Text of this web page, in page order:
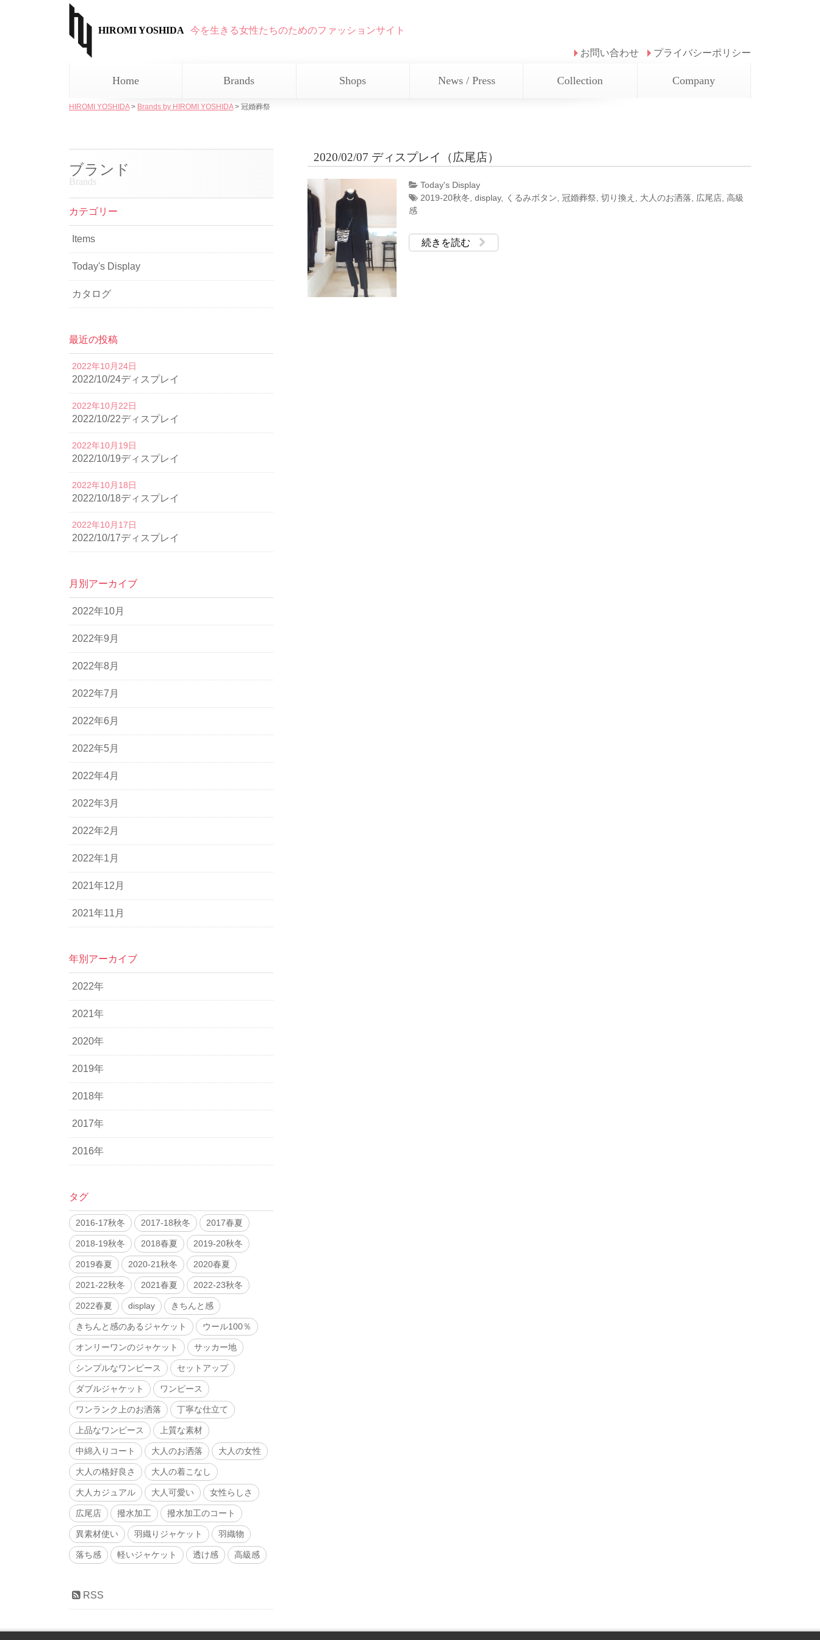
HIROMI YOSHIDA 今を生きる女性たちのためのファッションサイト
お問い合わせ プライバシーポリシー
Home Brands Shops News / Press Collection Company
HIROMI YOSHIDA> Brands by HIROMI YOSHIDA> 冠婚葬祭
2020/02/07 ディスプレイ（広尾店）
Today's Display
2019-20秋冬 display, くるみボタン 冠婚葬祭 切り換え 大人のお洒落 広尾店, 高級
感
続きを読む
ブランド
Brands
カテゴリー
Items
Today's Display
カタログ
最近の投稿
2022/10/24ディスプレイ
2022年10月24日
2022/10/22ディスプレイ
2022年10月22日
2022/10/19ディスプレイ
2022年10月19日
2022/10/18ディスプレイ
2022年10月18日
2022/10/17ディスプレイ
2022年10月17日
月別アーカイブ
2022年10月
2022年9月
2022年8月
2022年7月
2022年6月
2022年5月
2022年4月
2022年3月
2022年2月
2022年1月
2021年12月
2021年11月
年別アーカイブ
2022年
2021年
2020年
2019年
2018年
2017年
2016年
タグ
2016-17秋冬 2017-18秋冬 2017春夏
2018-19秋冬 2018春夏 2019-20秋冬
2019春夏 2020-21秋冬 2020春夏
2021-22秋冬 2021春夏 2022-23秋冬
2022春夏 display きちんと感
きちんと感のあるジャケット ウール100％
オンリーワンのジャケット サッカー地
シンプルなワンピース セットアップ
ダブルジャケット ワンピース
ワンランク上のお洒落 丁寧な仕立て
上品なワンピース 上質な素材
中綿入りコート 大人のお洒落 大人の女性
大人の格好良さ 大人の着こなし
大人カジュアル 大人可愛い 女性らしさ
広尾店 撥水加工 撥水加工のコート
異素材使い 羽織りジャケット 羽織物
落ち感 軽いジャケット 透け感 高級感
RSS